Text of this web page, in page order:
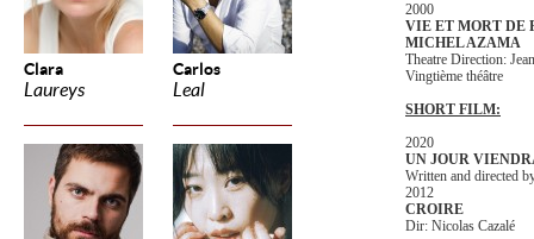
Clara
Laureys
Carlos
Leal
2000
VIE ET MORT DE
MICHEL AZAMA
Theatre Direction:
Vingtième théâtre
SHORT FILM:
2020
UN JOUR
Written and directed
2012
CROIRE
Dir: Nicolas Cazalé